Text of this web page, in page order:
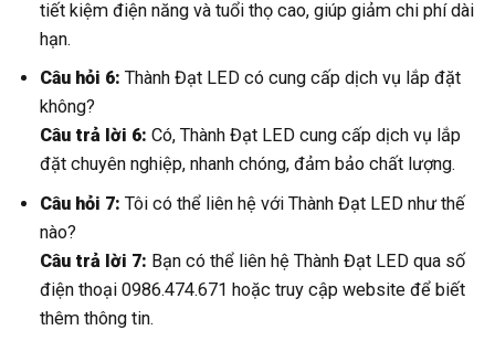
tiết kiệm điện năng và tuổi thọ cao, giúp giảm chi phí dài
hạn.
Câu hỏi 6: Thành Đạt LED có cung cấp dịch vụ lắp đặt
không?
Câu trả lời 6: Có, Thành Đạt LED cung cấp dịch vụ lắp
đặt chuyên nghiệp, nhanh chóng, đảm bảo chất lượng.
Câu hỏi 7: Tôi có thể liên hệ với Thành Đạt LED như thế
nào?
Câu trả lời 7: Bạn có thể liên hệ Thành Đạt LED qua số
điện thoại 0986.474.671 hoặc truy cập website để biết
thêm thông tin.